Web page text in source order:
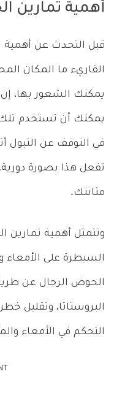
أهمية تمارين
قبل التحدث عن
القاريء ما المكان
يمكنك الشعور بها، إن
يمكنك أن تستخدم تلك
في التوقف عن التبول
تفعل هذا بصورة دورية،
مثانتك.
وتتمثل أهمية تمارين
السيطرة على الأمعاء
الحوض الرجال عن
البروستاتا، وتقليل خطر
التحكم في الأمعاء